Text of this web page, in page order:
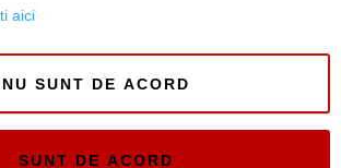
aici
NU SUNT DE ACORD
SUNT DE ACORD